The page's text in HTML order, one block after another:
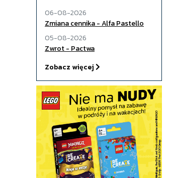
06-08-2026
Zmiana cennika - Alfa Pastello
05-08-2026
Zwrot - Pactwa
Zobacz więcej